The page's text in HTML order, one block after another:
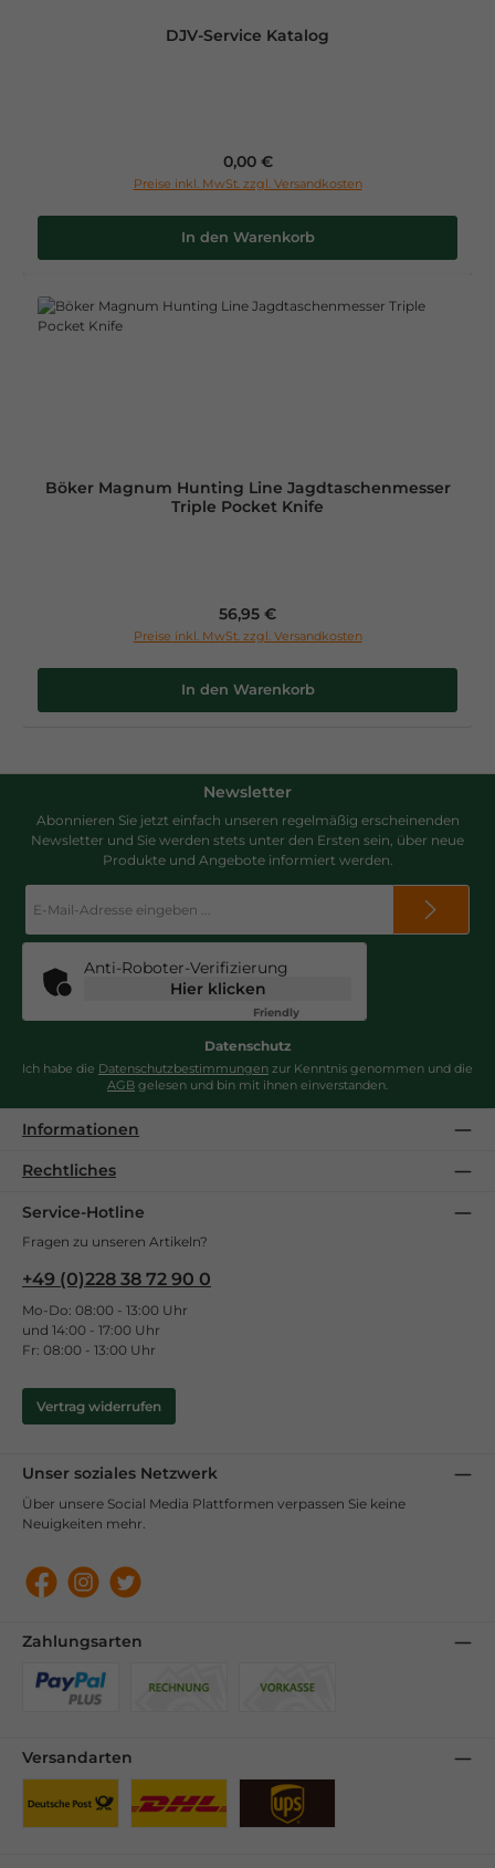
DJV-Service Katalog
Regulärer Preis:
0,00 €
Preise inkl. MwSt. zzgl. Versandkosten
In den Warenkorb
Böker Magnum Hunting Line Jagdtaschenmesser
Triple Pocket Knife
Regulärer Preis:
56,95 €
Preise inkl. MwSt. zzgl. Versandkosten
In den Warenkorb
Newsletter
Abonnieren Sie jetzt einfach unseren regelmäßig erscheinenden
Newsletter und Sie werden stets unter den Ersten sein, über neue
Produkte und Angebote informiert werden.
Mail-
Adresse
*
Anti-Roboter-Verifizierung
Hier klicken
Friendly
Datenschutz
Ich habe die Datenschutzbestimmungen zur Kenntnis genommen und die
AGB gelesen und bin mit ihnen einverstanden.
Informationen
Rechtliches
Service-Hotline
Fragen zu unseren Artikeln?
+49 (0)228 38 72 90 0
Mo-Do: 08:00 - 13:00 Uhr
und 14:00 - 17:00 Uhr
Fr: 08:00 - 13:00 Uhr
Vertrag widerrufen
Unser soziales Netzwerk
Über unsere Social Media Plattformen verpassen Sie keine
Neuigkeiten mehr.
FacebookInstagram
Twitter
Zahlungsarten
Versandarten